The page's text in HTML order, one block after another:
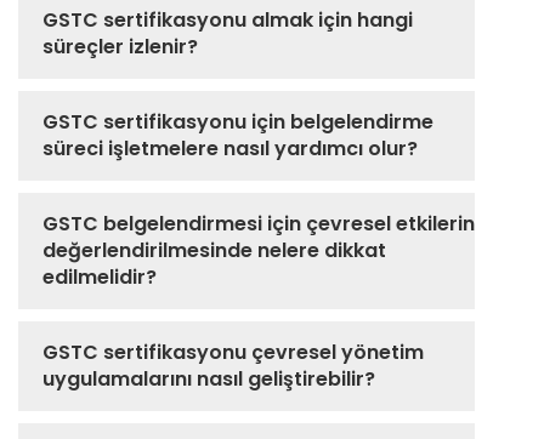
GSTC sertifikasyonu almak için hangi
süreçler izlenir?
GSTC sertifikasyonu için belgelendirme
süreci işletmelere nasıl yardımcı olur?
GSTC belgelendirmesi için çevresel etkilerin
değerlendirilmesinde nelere dikkat
edilmelidir?
GSTC sertifikasyonu çevresel yönetim
uygulamalarını nasıl geliştirebilir?